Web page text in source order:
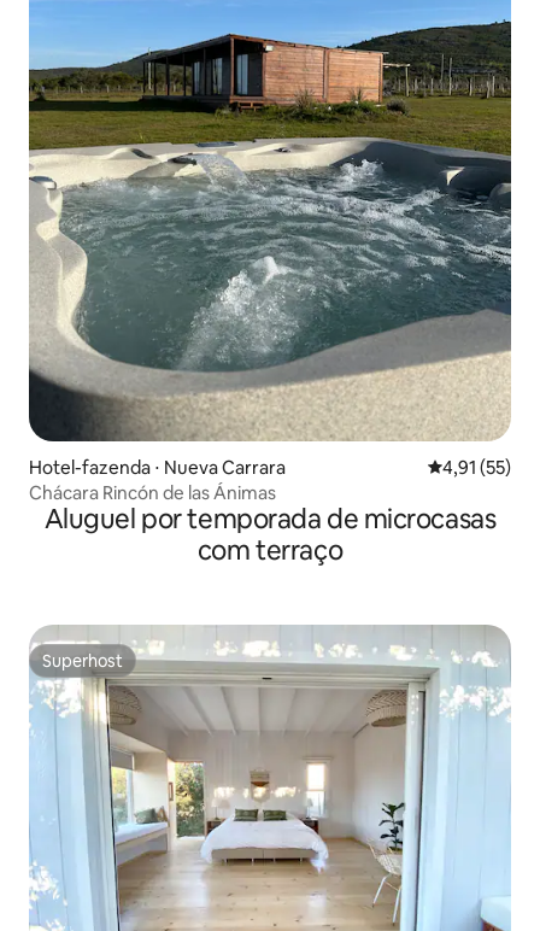
Hotel-fazenda ⋅ Nueva Carrara 4,91 de uma
4,91 (55)
Chácara Rincón de las Ánimas
Aluguel por temporada de microcasas
com terraço
Superhost
Superhost